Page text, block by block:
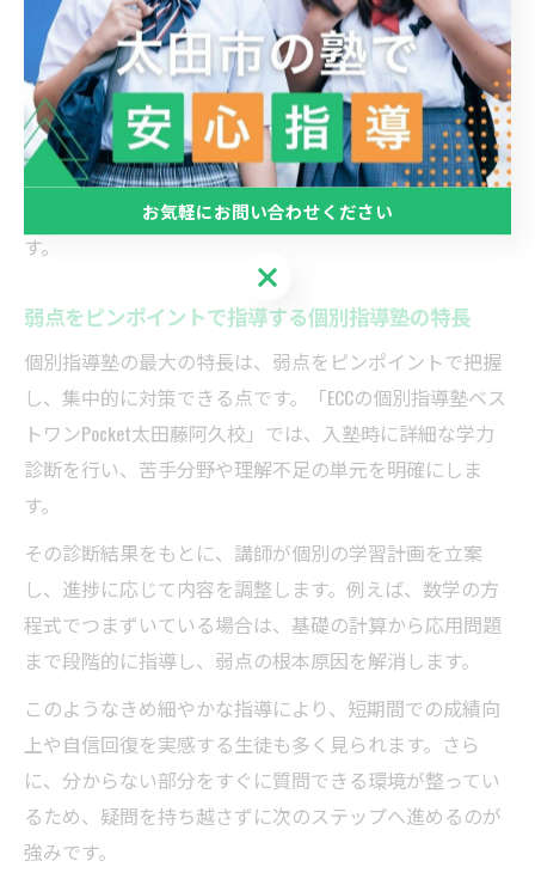
基礎から段階的に復習し、理解度に応じて問題演習を重
ねていきます。
このように、個別指導では苦手分野を放置せず、着実に
理解を深めることができるため、自信を持ってテストに
臨むことが可能です。自宅学習でつまずきやすいお子様
にも、的確なサポートが受けられる点が大きな魅力で
す。
弱点をピンポイントで指導する個別指導塾の特長
個別指導塾の最大の特長は、弱点をピンポイントで把握
し、集中的に対策できる点です。「ECCの個別指導塾ベス
トワンPocket太田藤阿久校」では、入塾時に詳細な学力
診断を行い、苦手分野や理解不足の単元を明確にしま
す。
その診断結果をもとに、講師が個別の学習計画を立案
し、進捗に応じて内容を調整します。例えば、数学の方
程式でつまずいている場合は、基礎の計算から応用問題
まで段階的に指導し、弱点の根本原因を解消します。
このようなきめ細やかな指導により、短期間での成績向
上や自信回復を実感する生徒も多く見られます。さら
に、分からない部分をすぐに質問できる環境が整ってい
るため、疑問を持ち越さずに次のステップへ進めるのが
強みです。
お気軽にお問い合わせください
お気軽にお問い合わせください